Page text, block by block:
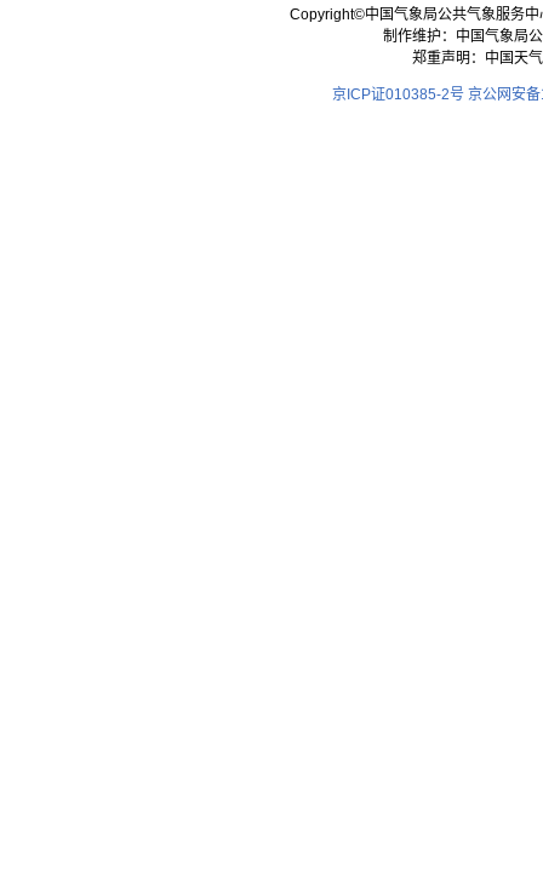
Copyright©中国气象局公共气象服务
制作维护：中国气象局
郑重声明：中国天
京ICP证010385-2号 京公网安